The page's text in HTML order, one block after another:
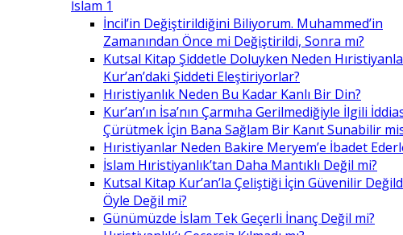
İslam 1
İncil’in Değiştirildiğini Biliyorum. Muhammed’in
Zamanından Önce mi Değiştirildi, Sonra mı?
Kutsal Kitap Şiddetle Doluyken Neden
Kur’an’daki Şiddeti Eleştiriyorlar?
Hıristiyanlık Neden Bu Kadar Kanlı Bir Din?
Kur’an’ın İsa’nın Çarmıha Gerilmediğiyle İlgili
Çürütmek İçin Bana Sağlam Bir Kanıt Sunabilir
Hıristiyanlar Neden Bakire Meryem’e İbadet
İslam Hıristiyanlık’tan Daha Mantıklı Değil mi?
Kutsal Kitap Kur’an’la Çeliştiği İçin Güvenilir
Öyle Değil mi?
Günümüzde İslam Tek Geçerli İnanç Değil mi?